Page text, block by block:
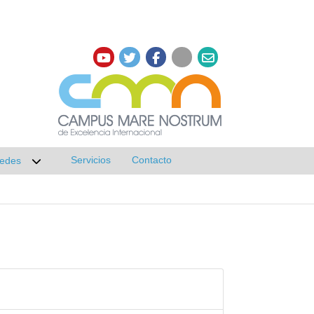
submenú de Investigación
Desplegar submenú de Redes
Servicios Contacto